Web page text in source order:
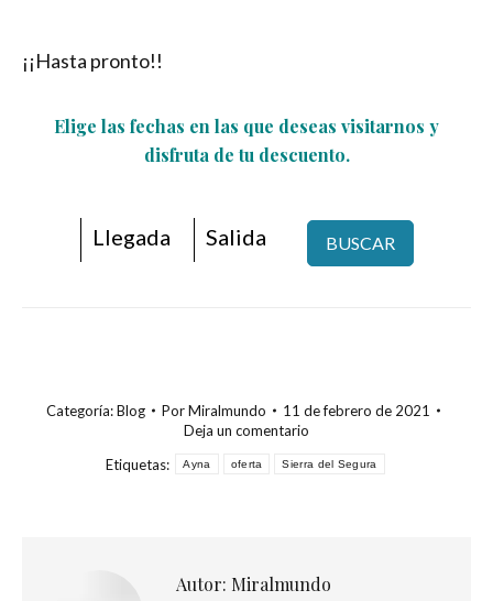
¡¡Hasta pronto!!
Elige las fechas en las que deseas visitarnos y
disfruta de tu descuento.
BUSCAR
Categoría:Blog PorMiralmundo
11 de febrero de 2021
Deja un comentario
Etiquetas:
Ayna oferta Sierra del Segura
Autor: Miralmundo